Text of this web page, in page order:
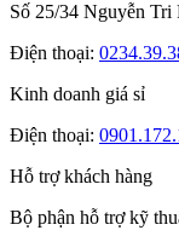
Số 25/34 Nguyễn Tri
Điện thoại:
Kinh doanh giá sỉ
Điện thoại:
Hỗ trợ khách hàng
Bộ phận hỗ trợ kỹ